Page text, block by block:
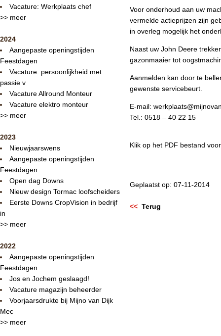
Vacature: Werkplaats chef
>> meer
2024
Aangepaste openingstijden
Feestdagen
Vacature: persoonlijkheid met
passie v
Vacature Allround Monteur
Vacature elektro monteur
>> meer
2023
Nieuwjaarswens
Aangepaste openingstijden
Feestdagen
Open dag Downs
Nieuw design Tormac loofscheiders
Eerste Downs CropVision in bedrijf
in
>> meer
2022
Aangepaste openingstijden
Feestdagen
Jos en Jochem geslaagd!
Vacature magazijn beheerder
Voorjaarsdrukte bij Mijno van Dijk
Mec
>> meer
Voor onderhoud aan uw
vermelde actieprijzen zijn
in overleg mogelijk het
Naast uw John Deere
gazonmaaier tot
Aanmelden kan door te
gewenste servicebeurt.
E-mail:
Tel.: 0518 – 40 22 15
Klik op het PDF bestand
Geplaatst op: 07-11-2014
<< Terug